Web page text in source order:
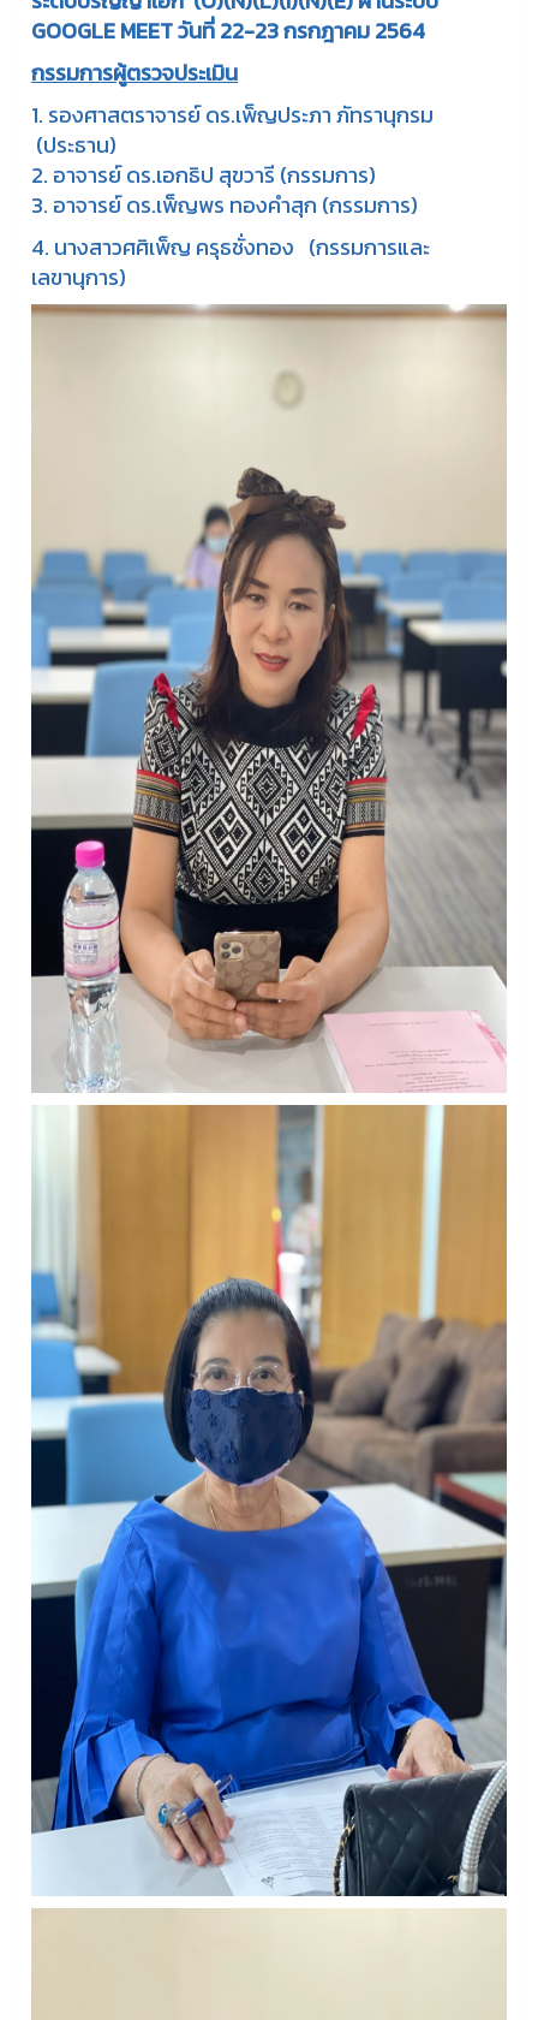
GOOGLE MEET วันที่ 22-23 กรกฎาคม 2564
กรรมการผู้ตรวจประเมิน
1. รองศาสตราจารย์ ดร.เพ็ญประภา ภัทรานุกรม
(ประธาน)
2. อาจารย์ ดร.เอกธิป สุขวารี (กรรมการ)
3. อาจารย์ ดร.เพ็ญพร ทองคำสุก (กรรมการ)
4. นางสาวศศิเพ็ญ ครุธชั่งทอง (กรรมการและ
เลขานุการ)